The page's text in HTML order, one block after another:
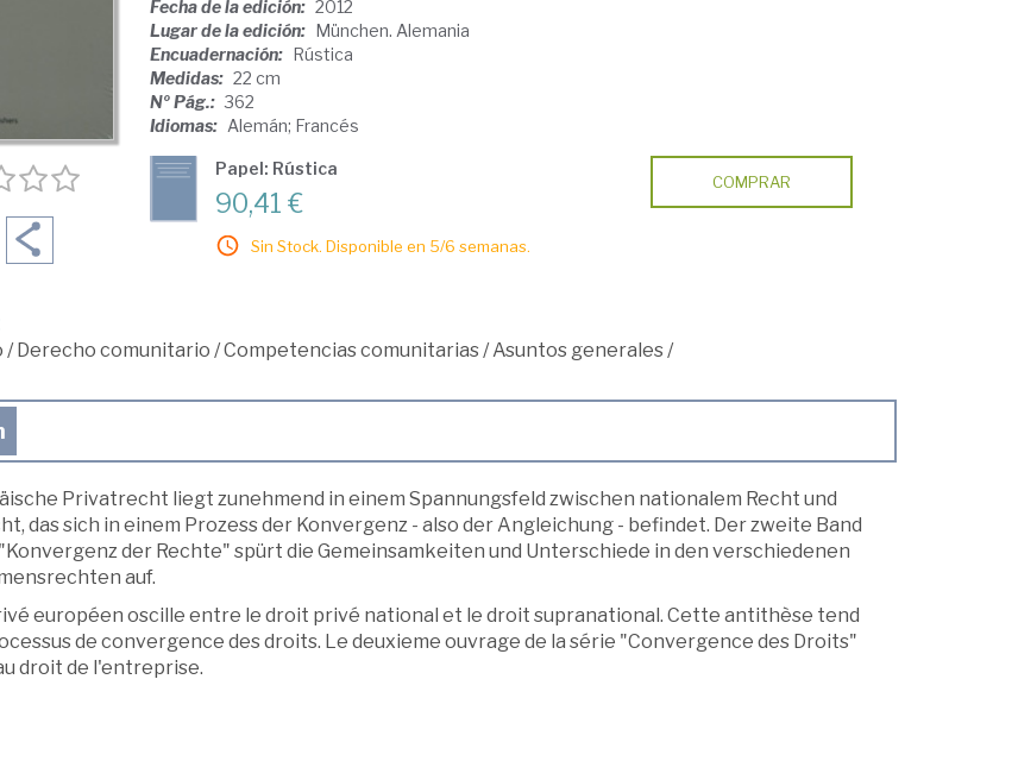
Fecha de la edición: 2012
Lugar de la edición: München. Alemania
Encuadernación: Rústica
Medidas: 22 cm
Nº Pág.: 362
Idiomas: Alemán; Francés
Papel: Rústica
90,41 €
Sin Stock. Disponible en 5/6 semanas.
COMPRAR
/Derecho comunitario /Competencias comunitarias/Asuntos generales/
Privatrecht liegt zunehmend in einem Spannungsfeld zwischen nationalem Recht und
das sich in einem Prozess der Konvergenz - also der Angleichung - befindet. Der zweite Band
der Rechte" spürt die Gemeinsamkeiten und Unterschiede in den verschiedenen
auf.
européen oscille entre le droit privé national et le droit supranational. Cette antithèse tend
de convergence des droits. Le deuxieme ouvrage de la série "Convergence des Droits"
droit de l'entreprise.